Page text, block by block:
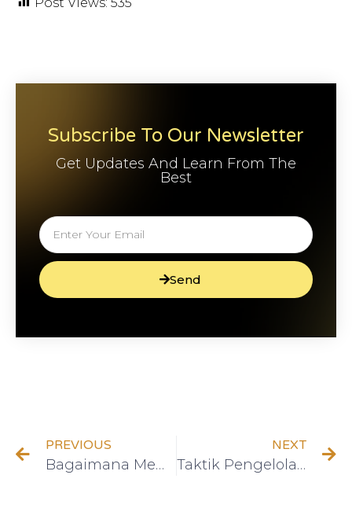
Subscribe To Our Newsletter
Get Updates And Learn From The
Best
Send
PREVIOUS
Bagaimana Memulai Investasi untuk Pemula: 8 Langkah yang Harus Diketahui
NEXT
Taktik Pengelolaan Keuangan untuk Masa Depan Finansial Lebih Cerah